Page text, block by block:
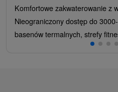
Komfortowe zakwaterowanie z
Nieograniczony dostęp do
basenów termalnych, strefy